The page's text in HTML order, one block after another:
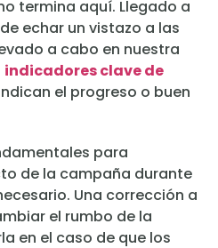
termina aquí. Llegado a
echar un vistazo a las
a cabo en nuestra
indicadores clave de
el progreso o buen
para
de la campaña durante
Una corrección a
el rumbo de la
en el caso de que los